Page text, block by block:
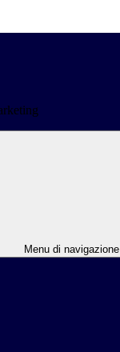
Menu di navigazione